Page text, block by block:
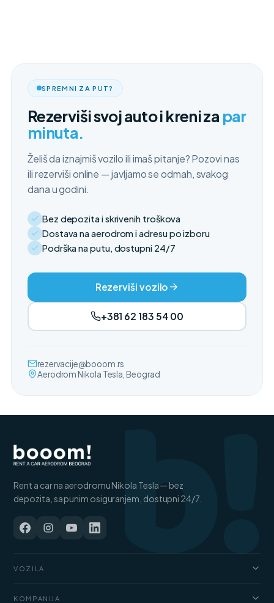
SPREMNI ZA PUT?
Rezerviši svoj auto i kreni za par
minuta.
Želiš da iznajmiš vozilo ili imaš pitanje? Pozovi nas
ili rezerviši online — javljamo se odmah, svakog
dana u godini.
Bez depozita i skrivenih troškova
Dostava na aerodrom i adresu po izboru
Podrška na putu, dostupni 24/7
Rezerviši vozilo
+381 62 183 54 00
rezervacije@booom.rs
Aerodrom Nikola Tesla, Beogradb!
Rent a car na aerodromu Nikola Tesla — bez
depozita, sa punim osiguranjem, dostupni 24/7.
VOZILA
KOMPANIJA